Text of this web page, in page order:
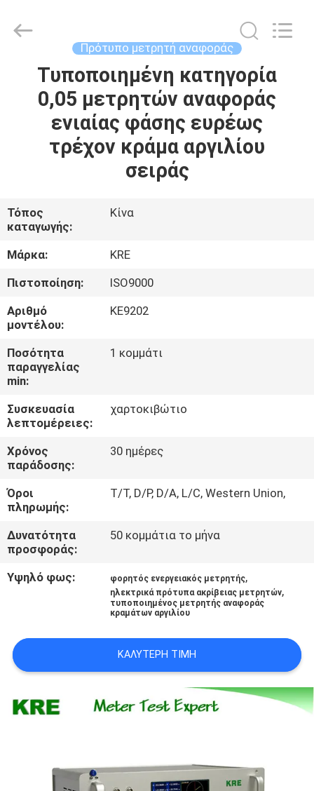
ΣΠΊΤΙ
ΠΡΟΪΌΝΤΑ
ΠΕΡΊΠΟΥ
ΓΎΡΟΣ
ΕΡΓΟΣΤΑΣΊΩΝ
ΠΟΙΟΤΙΚΌΣ
ΈΛΕΓΧΟΣ
ΜΑΣ
ΣΕ
ΕΠΑΦΉ
ΜΕ
ΖΗΤΉΣΤΕ
ΈΝΑ
ΑΠΌΣΠΑΣΜΑ
PRIVACY
POLICY
Enterprises
Πρότυπο μετρητή αναφοράς
Τυποποιημένη κατηγορία
0,05 μετρητών αναφοράς
ενιαίας φάσης ευρέως
τρέχον κράμα αργιλίου
σειράς
Τόπος
καταγωγής:
Κίνα
Μάρκα:
KRE
Πιστοποίηση:
ISO9000
Αριθμό
μοντέλου:
KE9202
Ποσότητα
παραγγελίας
min:
1 κομμάτι
Συσκευασία
λεπτομέρειες:
χαρτοκιβώτιο
Χρόνος
παράδοσης:
30 ημέρες
Όροι
πληρωμής:
T/T, D/P, D/A, L/C, Western Union,
Δυνατότητα
προσφοράς:
50 κομμάτια το μήνα
Υψηλό φως: φορητός ενεργειακός μετρητής,
ηλεκτρικά πρότυπα ακρίβειας μετρητών,
τυποποιημένος μετρητής αναφοράς
κραμάτων αργιλίου
ΚΑΛΎΤΕΡΗ ΤΙΜΉ